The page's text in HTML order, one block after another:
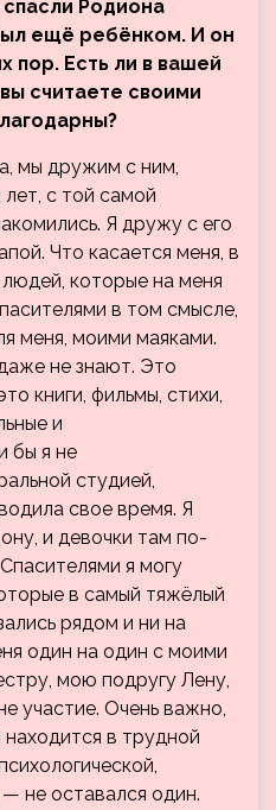
спасли Родиона
ещё ребёнком. И он
пор. Есть ли в вашей
считаете своими
мы дружим с ним,
с той самой
Я дружу с его
Что касается меня, в
которые на меня
в том смысле,
меня, моими маяками.
не знают. Это
книги, фильмы, стихи,
и
бы я не
студией,
свое время. Я
и девочки там по-
я могу
в самый тяжёлый
рядом и ни на
один на один с моими
мою подругу Лену,
участие. Очень важно,
в трудной
не оставался один.